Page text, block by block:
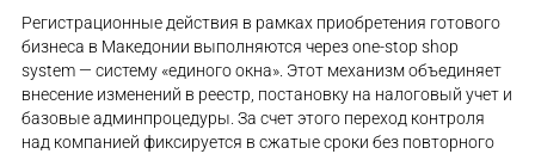
Регистрационные действия в рамках приобретения готового
бизнеса в Македонии выполняются через one-stop shop
system — систему «единого окна». Этот механизм объединяет
внесение изменений в реестр, постановку на налоговый учет и
базовые админпроцедуры. За счет этого переход контроля
над компанией фиксируется в сжатые сроки без повторного